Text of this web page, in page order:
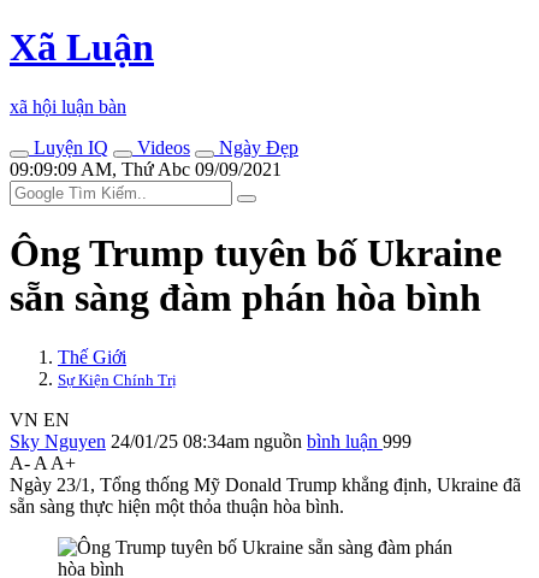
Xã Luận
xã hội luận bàn
Luyện IQ
Videos
Ngày Đẹp
09:09:09 AM, Thứ Abc 09/09/2021
Ông Trump tuyên bố Ukraine
sẵn sàng đàm phán hòa bình
Thế Giới
Sự Kiện Chính Trị
VN EN
Sky Nguyen 24/01/25 08:34am nguồn bình luận 999
A- A A+
Ngày 23/1, Tổng thống Mỹ Donald Trump khẳng định, Ukraine đã
sẵn sàng thực hiện một thỏa thuận hòa bình.